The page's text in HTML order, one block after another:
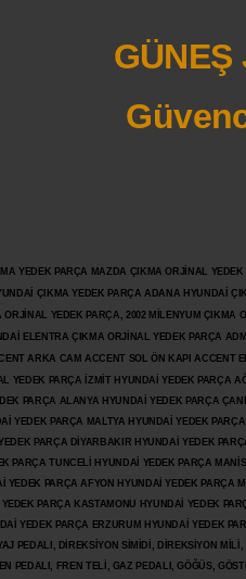
GÜNEŞ
YEDEK PARÇA MAZDA ÇIKMA ORJİNAL
ÇIKMA YEDEK PARÇA ADANA HYUNDAİ
YEDEK PARÇA, 2002 MİLENYUM
ELENTRA ÇIKMA ORJİNAL YEDEK PARÇA
ARKA CAM ACCENT SOL ÖN KAPI
YEDEK PARÇA İZMİT HYUNDAİ YEDEK PARÇA
PARÇA ALANYA HYUNDAİ YEDEK PARÇA
YEDEK PARÇA MALTYA HYUNDAİ YEDEK
PARÇA DİYARBAKIR HYUNDAİ YEDEK
PARÇA TUNCELİ HYUNDAİ YEDEK PARÇA
PARÇA AFYON HYUNDAİ YEDEK PARÇA
PARÇA KASTAMONU HYUNDAİ YEDEK
YEDEK PARÇA ERZURUM HYUNDAİ YEDEK
PEDALI, DİREKSİYON SİMİDİ, DİREKSİYON
PEDALI, FREN TELİ, GAZ PEDALI, GÖĞÜS,